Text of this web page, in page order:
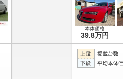
本体価格
39.8万円